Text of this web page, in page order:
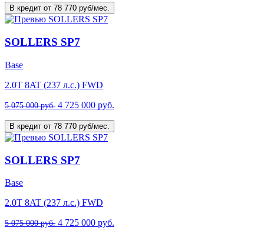
В кредит от 78 770 руб/мес.
SOLLERS SP7
Base
2.0T 8AT (237 л.с.) FWD
5 075 000 руб. 4 725 000 руб.
В кредит от 78 770 руб/мес.
SOLLERS SP7
Base
2.0T 8AT (237 л.с.) FWD
5 075 000 руб. 4 725 000 руб.